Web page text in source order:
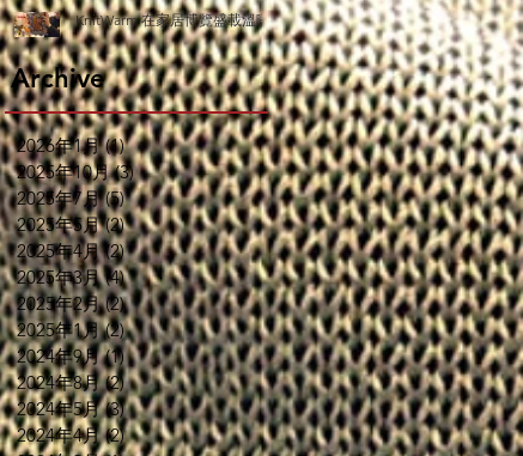
KnitWarm 在家居博覽盛載溫暖
Archive
2026年1月 (1)1 篇文章
2025年10月 (3)3 篇文章
2025年7月 (5)5 篇文章
2025年5月 (2)2 篇文章
2025年4月 (2)2 篇文章
2025年3月 (4)4 篇文章
2025年2月 (2)2 篇文章
2025年1月 (2)2 篇文章
2024年9月 (1)1 篇文章
2024年8月 (2)2 篇文章
2024年5月 (3)3 篇文章
2024年4月 (2)2 篇文章